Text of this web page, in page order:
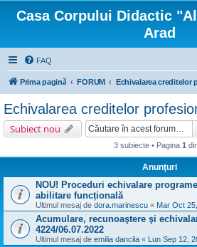
Casa Corpului Didactic
Arad
FAQ
Prima pagină FORUM Echivalarea creditelor
Echivalarea creditelor
Subiect nou
3 subiecte • Pagina 1
Anunţuri
NOU! Proceduri echivalare
abilitare funcțională
Ultimul mesaj de dora.marinescu « Mar Oct
Acumulare, recunoaştere şi
4224/06.07.2022
Ultimul mesaj de emilia dancila « Lun Sep 12,